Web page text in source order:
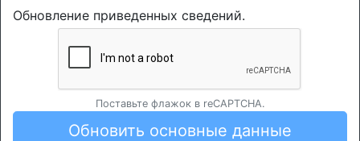
Обновление приведенных сведений.
Поставьте флажок в reCAPTCHA.
Обновить основные данные